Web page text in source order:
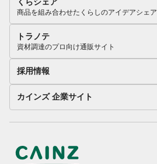
くらシェア
商品を組み合わせたくらしのアイデアシェア
トラノテ
資材調達のプロ向け通販サイト
採用情報
カインズ 企業サイト